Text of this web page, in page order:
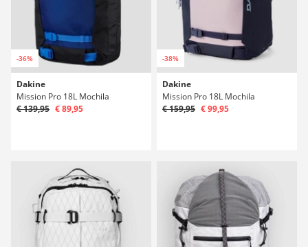
-36%
Dakine
Mission Pro 18L Mochila
€ 139,95 € 89,95
-38%
Dakine
Mission Pro 18L Mochila
€ 159,95 € 99,95